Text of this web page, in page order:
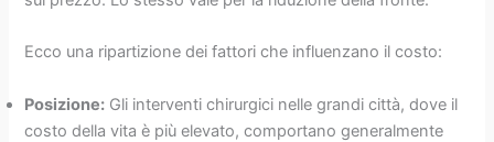
Ecco una ripartizione dei fattori che influenzano il costo:
Posizione: Gli interventi chirurgici nelle grandi città, dove il
costo della vita è più elevato, comportano generalmente